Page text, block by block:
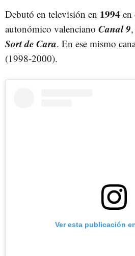
Debutó en televisión en 1994 en
autonómico valenciano Canal 9
Sort de Cara. En ese mismo
(1998-2000).
Ver esta publicación